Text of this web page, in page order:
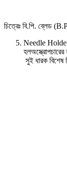
চিত্রেঃ বি.পি. ব্লেড
Needle
সুই ধারক বিশেষ